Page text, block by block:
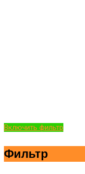
Включить фильтр
Фильтр